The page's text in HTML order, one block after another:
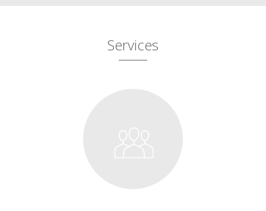
Services